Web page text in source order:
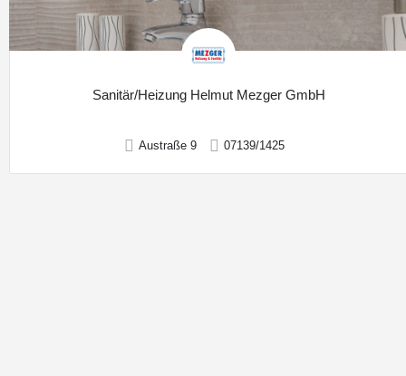
Sanitär/Heizung Helmut Mezger GmbH
Austraße 9 07139/1425